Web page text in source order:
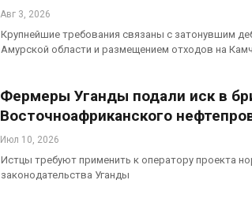
Авг 3, 2026
Крупнейшие требования связаны с затонувшим
Амурской области и размещением отходов на
Фермеры Уганды подали иск в
Восточноафриканского
Июл 10, 2026
Истцы требуют применить к оператору проекта
законодательства Уганды
Москвариум
летие
В Кении
терроризме
Авг 5, 2026